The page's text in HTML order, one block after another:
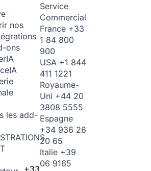
nos
ons
IA
IA
les add-
+33
Service
Commercial
France +33
1 84 800
900
USA +1 844
411 1221
Royaume-
Uni +44 20
3808 5555
Espagne
+34 936 26
20 65
Italie +39
06 9165